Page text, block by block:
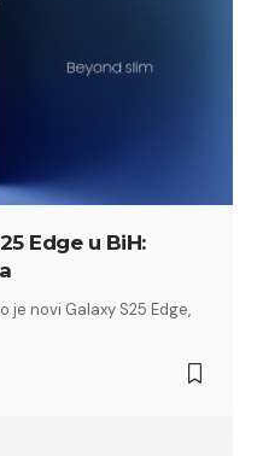
Edge u BiH:
novi Galaxy S25 Edge,